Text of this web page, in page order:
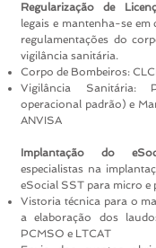
Regularização de
legais e mantenha-se
regulamentações do
vigilância sanitária.
Corpo de Bombeiros:
Vigilância Sanitária:
operacional padrão) e
ANVISA
Implantação do
especialistas na
eSocial SST para micro e
Vistoria técnica para o
a elaboração dos
PCMSO e LTCAT